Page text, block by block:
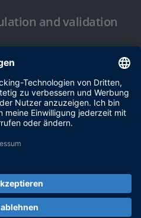
and validation